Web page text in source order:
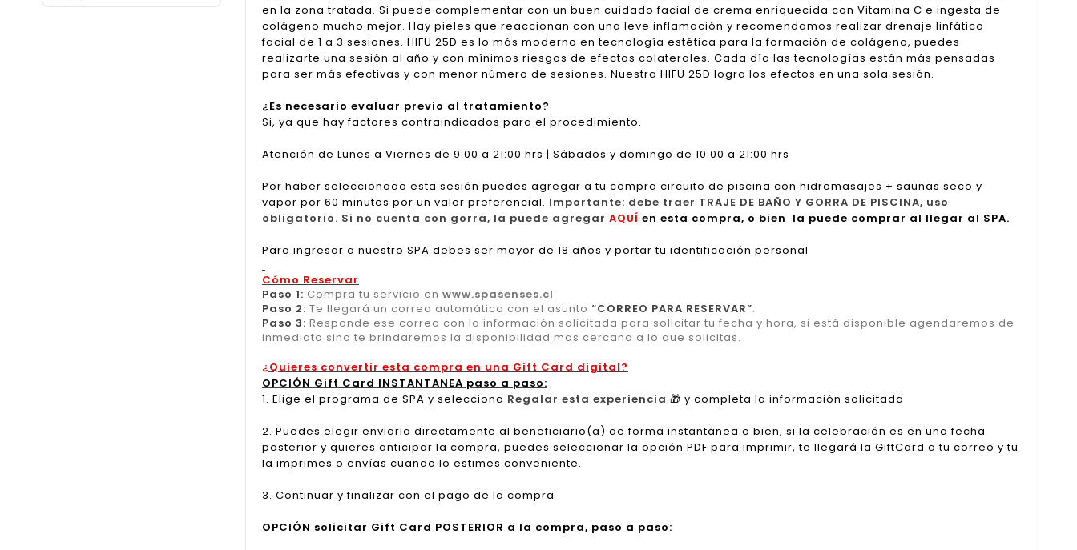
en la zona tratada. Si puede complementar con un buen cuidado facial de crema enriquecida con Vitamina C e ingesta de
colágeno mucho mejor. Hay pieles que reaccionan con una leve inflamación y recomendamos realizar drenaje linfático
facial de 1 a 3 sesiones. HIFU 25D es lo más moderno en tecnología estética para la formación de colágeno, puedes
realizarte una sesión al año y con mínimos riesgos de efectos colaterales. Cada día las tecnologías están más pensadas
para ser más efectivas y con menor número de sesiones. Nuestra HIFU 25D logra los efectos en una sola sesión.
¿Es necesario evaluar previo al tratamiento?
Si, ya que hay factores contraindicados para el procedimiento.
Atención de Lunes a Viernes de 9:00 a 21:00 hrs | Sábados y domingo de 10:00 a 21:00 hrs
Por haber seleccionado esta sesión puedes agregar a tu compra circuito de piscina con hidromasajes + saunas seco y
vapor por 60 minutos por un valor preferencial. Importante: debe traer TRAJE DE BAÑO Y GORRA DE PISCINA, uso
obligatorio. Si no cuenta con gorra, la puede agregar AQUÍ en esta compra, o bien la puede comprar al llegar al SPA.
Para ingresar a nuestro SPA debes ser mayor de 18 años y portar tu identificación personal
Cómo Reservar
Paso 1: Compra tu servicio en www.spasenses.cl
Paso 2: Te llegará un correo automático con el asunto “CORREO PARA RESERVAR”.
Paso 3: Responde ese correo con la información solicitada para solicitar tu fecha y hora, si está disponible agendaremos de
inmediato sino te brindaremos la disponibilidad mas cercana a lo que solicitas.
¿Quieres convertir esta compra en una Gift Card digital?
OPCIÓN Gift Card INSTANTANEA paso a paso:
1. Elige el programa de SPA y selecciona Regalar esta experiencia 🎁 y completa la información solicitada
2. Puedes elegir enviarla directamente al beneficiario(a) de forma instantánea o bien, si la celebración es en una fecha
posterior y quieres anticipar la compra, puedes seleccionar la opción PDF para imprimir, te llegará la GiftCard a tu correo y tu
la imprimes o envías cuando lo estimes conveniente.
3. Continuar y finalizar con el pago de la compra
OPCIÓN solicitar Gift Card POSTERIOR a la compra, paso a paso: